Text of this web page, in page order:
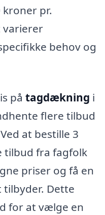
pr.
varierer
behov og
på tagdækning i
flere tilbud
at bestille 3
tilbud fra fagfolk
priser og få en
tilbyder. Dette
for at vælge en